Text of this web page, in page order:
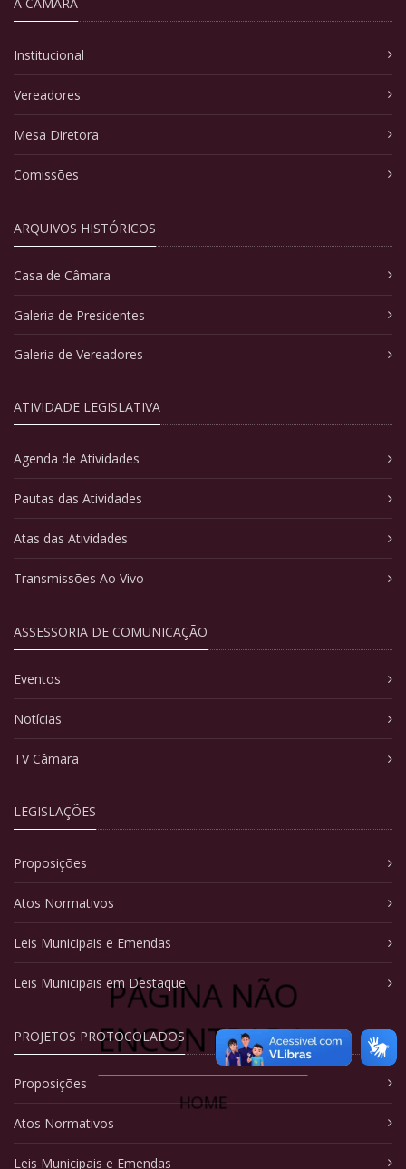
PÁGINA NÃO
ENCONTRADA
HOME
Institucional
Vereadores
Mesa Diretora
Comissões
ARQUIVOS HISTÓRICOS
Casa de Câmara
Galeria de Presidentes
Galeria de Vereadores
ATIVIDADE LEGISLATIVA
Agenda de Atividades
Pautas das Atividades
Atas das Atividades
Transmissões Ao Vivo
ASSESSORIA DE COMUNICAÇÃO
Eventos
Notícias
TV Câmara
LEGISLAÇÕES
Proposições
Atos Normativos
Leis Municipais e Emendas
Leis Municipais em Destaque
PROJETOS PROTOCOLADOS
Proposições
Atos Normativos
Leis Municipais e Emendas